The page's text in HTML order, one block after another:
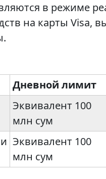
в режиме
на карты Visa,
Дневной лимит
Эквивалент 100
млн сум
Эквивалент 100
млн сум